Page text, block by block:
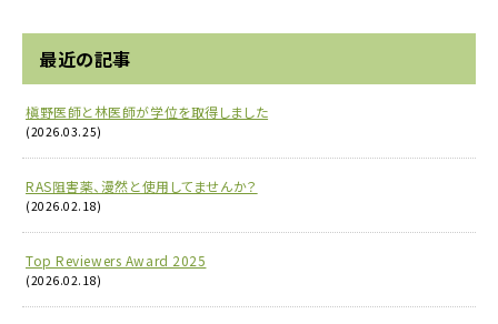
最近の記事
槇野医師と林医師が学位を取得しました
(2026.03.25)
RAS阻害薬、漫然と使用してませんか？
(2026.02.18)
Top Reviewers Award 2025
(2026.02.18)